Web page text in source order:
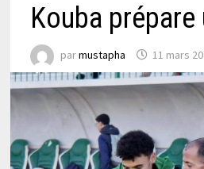
Kouba
parmustapha 11 mars